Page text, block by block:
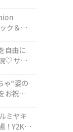
ク＆ロ
自由に
♡ サマ
記念し
ゃ“姿の
お祝い
かぼち
ミヤキ
！Y2Kム